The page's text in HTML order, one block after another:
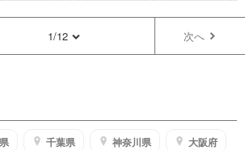
1/12 次へ
千葉県 神奈川県 大阪府